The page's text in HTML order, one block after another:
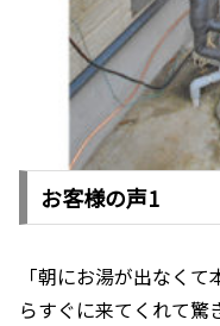
お客様の声1
「朝にお湯が出なく
らすぐに来てくれて驚